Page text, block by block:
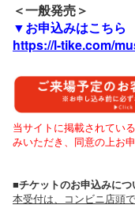
＜一般発売＞
▼お申込みはこちら
https://l-tike.com/
当サイトに掲載されてい
みいただき、同意の上お
■チケットのお申込みにつ
本受付は、コンビニ店頭